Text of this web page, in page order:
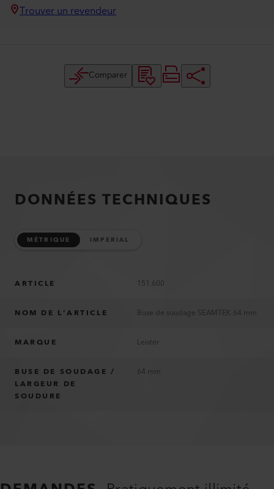
Trouver un revendeur
Comparer
DONNÉES TECHNIQUES
MÉTRIQUE IMPERIAL
ARTICLE 151.600
NOM DE L’ARTICLE Buse de soudage SEAMTEK 64 mm
MARQUE Leister
BUSE DE SOUDAGE /
LARGEUR DE
SOUDURE
64 mm